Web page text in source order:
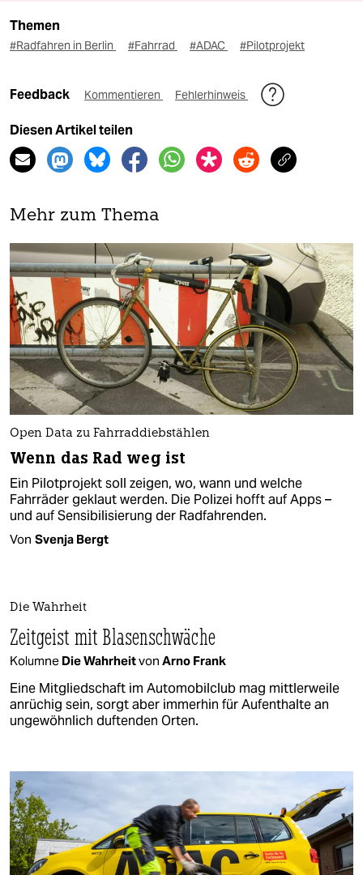
Themen
#Radfahren in Berlin #Fahrrad #ADAC #Pilotprojekt
Feedback Kommentieren Fehlerhinweis
Diesen Artikel teilen
Mehr zum Thema
Open Data zu Fahrraddiebstählen
Wenn das Rad weg ist
Ein Pilotprojekt soll zeigen, wo, wann und welche
Fahrräder geklaut werden. Die Polizei hofft auf Apps –
und auf Sensibilisierung der Rad­fahrenden.
Von Svenja Bergt
Die Wahrheit
Zeitgeist mit Blasenschwäche
Kolumne Die Wahrheitvon Arno Frank
Eine Mitgliedschaft im Automobilclub mag mittlerweile
anrüchig sein, sorgt aber immerhin für Aufenthalte an
ungewöhnlich duftenden Orten.